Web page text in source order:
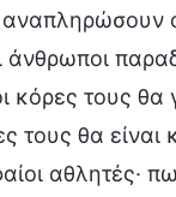
κόρες τους θα
τους θα είναι
αθλητές·